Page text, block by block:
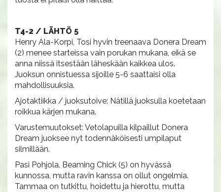
T4-2 / LÄHTÖ 5
Henry Ala-Korpi, Tosi hyvin treenaava Donera Dream
(2) menee starteissa vain porukan mukana, eikä se
anna niissä itsestään läheskään kaikkea ulos.
Juoksun onnistuessa sijoille 5-6 saattaisi olla
mahdollisuuksia.
Ajotaktiikka / juoksutoive: Nätillä juoksulla koetetaan
roikkua kärjen mukana.
Varustemuutokset: Vetolapuilla kilpaillut Donera
Dream juoksee nyt todennäköisesti umpilaput
silmillään.
Pasi Pohjola, Beaming Chick (5) on hyvässä
kunnossa, mutta ravin kanssa on ollut ongelmia.
Tammaa on tutkittu, hoidettu ja hierottu, mutta